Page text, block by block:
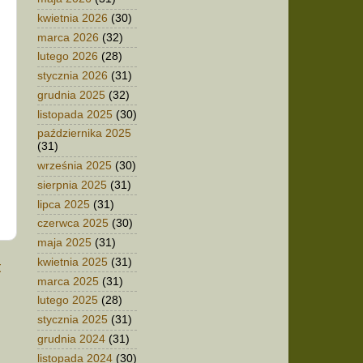
kwietnia 2026 (30)
marca 2026 (32)
lutego 2026 (28)
stycznia 2026 (31)
grudnia 2025 (32)
listopada 2025 (30)
października 2025
(31)
września 2025 (30)
sierpnia 2025 (31)
lipca 2025 (31)
czerwca 2025 (30)
maja 2025 (31)
kwietnia 2025 (31)
marca 2025 (31)
lutego 2025 (28)
stycznia 2025 (31)
grudnia 2024 (31)
listopada 2024 (30)